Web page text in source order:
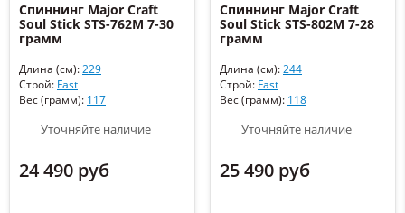
Спиннинг Major Craft
Soul Stick STS-762M 7-30
грамм
Длина (см):229
Строй: Fast
Вес (грамм): 117
Уточняйте наличие
24 490 руб
Спиннинг Major Craft
Soul Stick STS-802M 7-28
грамм
Длина (см):244
Строй: Fast
Вес (грамм): 118
Уточняйте наличие
25 490 руб